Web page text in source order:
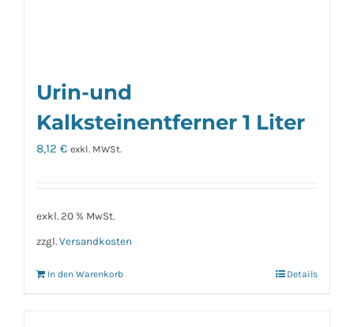
Urin-und
Kalksteinentferner 1 Liter
8,12 € exkl. MWSt.
exkl. 20 % MwSt.
zzgl. Versandkosten
In den Warenkorb Details